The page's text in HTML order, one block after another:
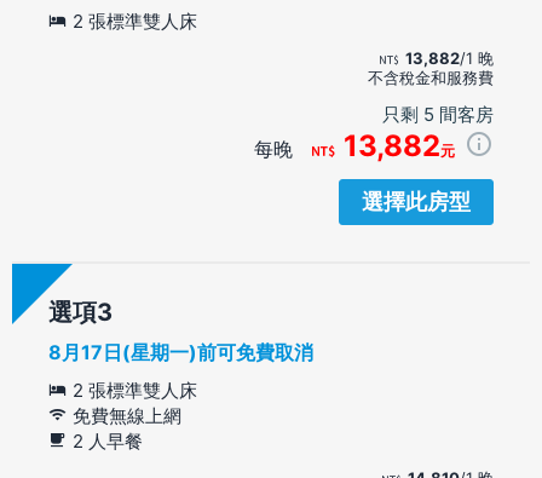
2 張標準雙人床
13,882/1 晚
不含稅金和服務費
只剩 5 間客房
每晚 13,882元
選擇此房型
選項
8月17日(星期一)前可免費取消
2 張標準雙人床
免費無線上網
2 人早餐